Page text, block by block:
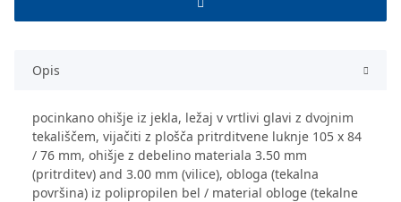
Opis
pocinkano ohišje iz jekla, ležaj v vrtlivi glavi z dvojnim
tekališčem, vijačiti z plošča pritrditvene luknje 105 x 84
/ 76 mm, ohišje z debelino materiala 3.50 mm
(pritrditev) and 3.00 mm (vilice), obloga (tekalna
površina) iz polipropilen bel / material obloge (tekalne